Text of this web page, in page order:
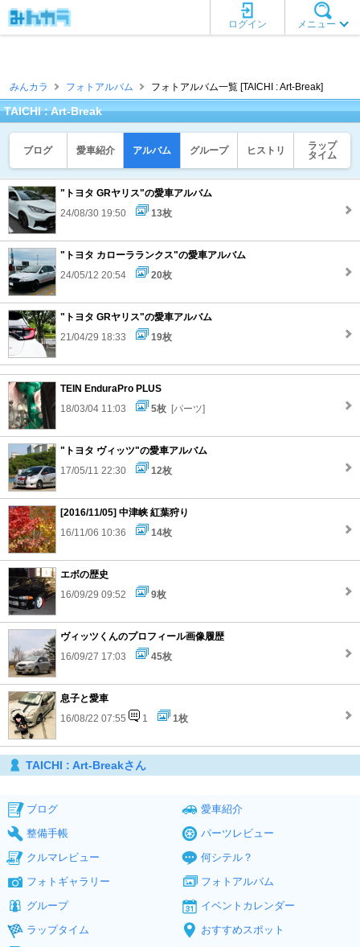
メニュー
ログイン
みんカラ フォトアルバム フォトアルバム一覧 [TAICHI : Art-Break]
TAICHI : Art-Break
ブログ 愛車紹介 アルバム グループ ヒストリ
ラップ
タイム
"トヨタ GRヤリス"の愛車アルバム
24/08/30 19:50
13枚
"トヨタ カローラランクス"の愛車アルバム
24/05/12 20:54
20枚
"トヨタ GRヤリス"の愛車アルバム
21/04/29 18:33
19枚
TEIN EnduraPro PLUS
18/03/04 11:03
5枚 [パーツ]
"トヨタ ヴィッツ"の愛車アルバム
17/05/11 22:30
12枚
[2016/11/05] 中津峡 紅葉狩り
16/11/06 10:36
14枚
エボの歴史
16/09/29 09:52
9枚
ヴィッツくんのプロフィール画像履歴
16/09/27 17:03
45枚
息子と愛車
16/08/22 07:55
1 1枚
TAICHI : Art-Breakさん
ブログ
愛車紹介
整備手帳
パーツレビュー
クルマレビュー
何シテル？
フォトギャラリー
フォトアルバム
グループ
イベントカレンダー
ラップタイム
おすすめスポット